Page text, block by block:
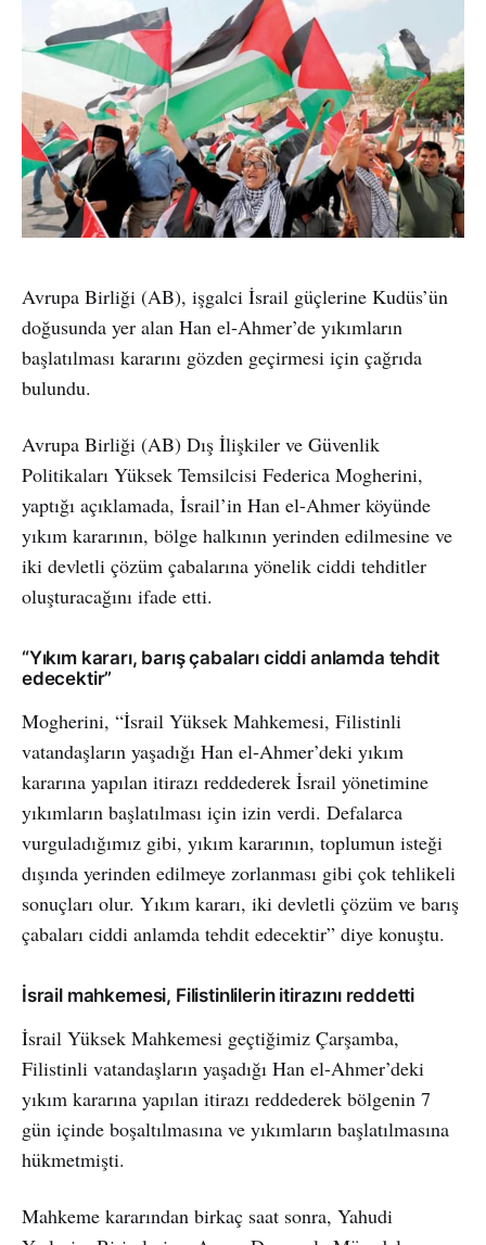
Avrupa Birliği (AB), işgalci İsrail güçlerine Kudüs’ün
doğusunda yer alan Han el-Ahmer’de yıkımların
başlatılması kararını gözden geçirmesi için çağrıda
bulundu.
Avrupa Birliği (AB) Dış İlişkiler ve Güvenlik
Politikaları Yüksek Temsilcisi Federica Mogherini,
yaptığı açıklamada, İsrail’in Han el-Ahmer köyünde
yıkım kararının, bölge halkının yerinden edilmesine ve
iki devletli çözüm çabalarına yönelik ciddi tehditler
oluşturacağını ifade etti.
“Yıkım kararı, barış çabaları ciddi anlamda tehdit
edecektir”
Mogherini, “İsrail Yüksek Mahkemesi, Filistinli
vatandaşların yaşadığı Han el-Ahmer’deki yıkım
kararına yapılan itirazı reddederek İsrail yönetimine
yıkımların başlatılması için izin verdi. Defalarca
vurguladığımız gibi, yıkım kararının, toplumun isteği
dışında yerinden edilmeye zorlanması gibi çok tehlikeli
sonuçları olur. Yıkım kararı, iki devletli çözüm ve barış
çabaları ciddi anlamda tehdit edecektir” diye konuştu.
İsrail mahkemesi, Filistinlilerin itirazını reddetti
İsrail Yüksek Mahkemesi geçtiğimiz Çarşamba,
Filistinli vatandaşların yaşadığı Han el-Ahmer’deki
yıkım kararına yapılan itirazı reddederek bölgenin 7
gün içinde boşaltılmasına ve yıkımların başlatılmasına
hükmetmişti.
Mahkeme kararından birkaç saat sonra, Yahudi